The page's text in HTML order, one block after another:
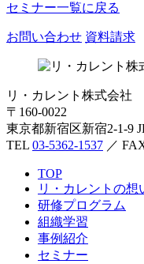
セミナー一覧に戻る
お問い合わせ 資料請求
リ・カレント株式会社
〒160-0022
東京都新宿区新宿2-1-9
TEL 03-5362-1537 ／
TOP
リ・カレントの想
研修プログラム
組織学習
事例紹介
セミナー